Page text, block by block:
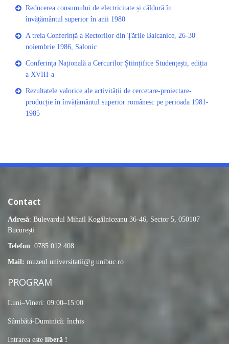
Reducerea consumului de electricitate și căldură în
învățământul superior în anii 1980
A treia Conferință a Rectorilor din Țările Balcanice, 26-30
noiembrie 1986, Salonic
Conferința Națională a Cercurilor Științifice Studențești, ediția
a XVIII-a
Rezultatele valorice ale activității de cercetare-proiectare-
producție în învățământul superior românesc pe perioada 1981-
1985
Contact
Adresă: Bulevardul Mihail Kogălniceanu 36-46, Sector 5, 050107
București
Telefon: 0785.012.408
Mail: muzeul.universitatii@g.unibuc.ro
PROGRAM
Luni–Vineri: 09:00–15:00
Sâmbătă-Duminică: închis
Intrarea este liberă !